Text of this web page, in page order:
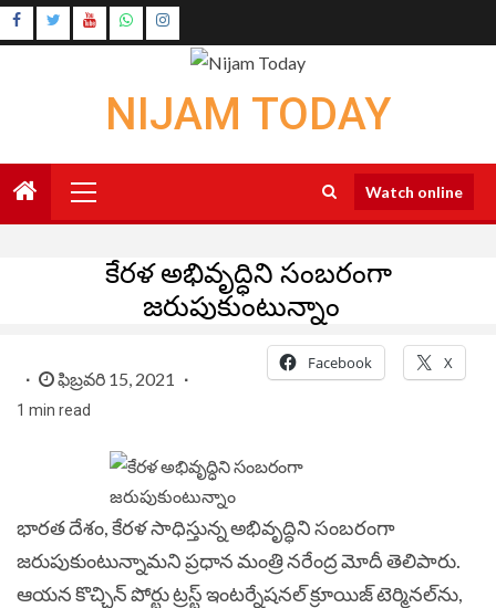
Skip
to
Instagram
NIJAM TODAY
Menu
Watch online
కేరళ అభివృద్ధిని సంబరంగా
జరుపుకుంటున్నాం
ఫిబ్రవరి 15, 2021
1 min read
Facebook X
భారత దేశం, కేరళ సాధిస్తున్న అభివృద్ధిని సంబరంగా
జరుపుకుంటున్నామని ప్రధాన మంత్రి నరేంద్ర మోదీ తెలిపారు.
ఆయన కొచ్చిన్ పోర్టు ట్రస్ట్ ఇంటర్నేషనల్ క్రూయిజ్ టెర్మినల్‌ను,